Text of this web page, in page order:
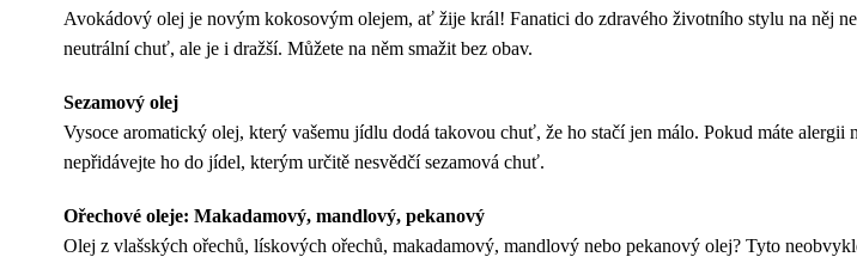
Avokádový olej je novým kokosovým olejem, ať žije král! Fanatici do zdravého životního stylu na něj
neutrální chuť, ale je i dražší. Můžete na něm smažit bez obav.
Sezamový olej
Vysoce aromatický olej, který vašemu jídlu dodá takovou chuť, že ho stačí jen málo. Pokud máte alergii
nepřidávejte ho do jídel, kterým určitě nesvědčí sezamová chuť.
Ořechové oleje: Makadamový, mandlový, pekanový
Olej z vlašských ořechů, lískových ořechů, makadamový, mandlový nebo pekanový olej? Tyto